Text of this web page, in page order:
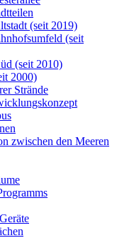
(seit 2019)
(seit
(seit 2010)
2000)
Strände
zwischen den Meeren